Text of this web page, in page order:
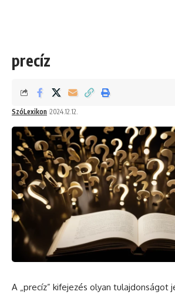
precíz
SzóLexikon 2024.12.12.
A „precíz” kifejezés olyan tulajdonságot